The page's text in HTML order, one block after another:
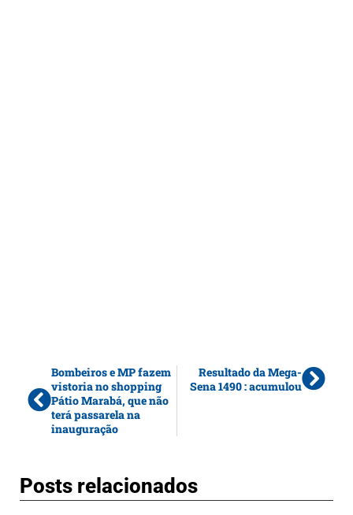
Bombeiros e MP fazem
vistoria no shopping
Pátio Marabá, que não
terá passarela na
inauguração
Resultado da Mega-
Sena 1490 : acumulou
Posts relacionados